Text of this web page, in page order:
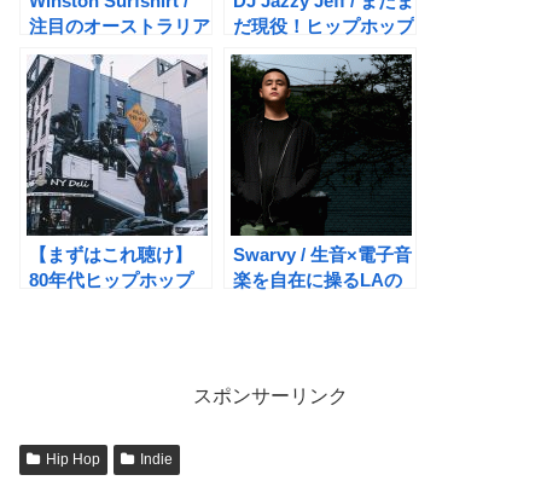
注目のオーストラリア
ン・ファンクバンド
だ現役！ヒップホップ
DJ界のレジェンド
【まずはこれ聴け】
80年代ヒップホップ
Swarvy / 生音×電子音
楽を自在に操るLAの
スポンサーリンク
Hip Hop Indie